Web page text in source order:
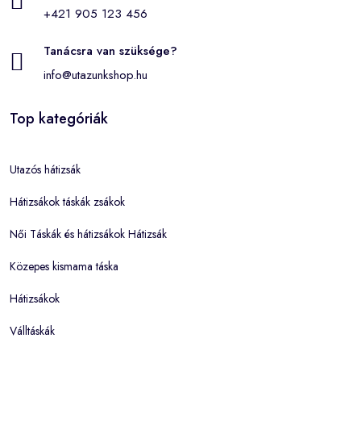
+421 905 123 456
Tanácsra van szüksége?
info@utazunkshop.hu
Top kategóriák
Utazós hátizsák
Hátizsákok táskák zsákok
Női Táskák és hátizsákok Hátizsák
Közepes kismama táska
Hátizsákok
Válltáskák